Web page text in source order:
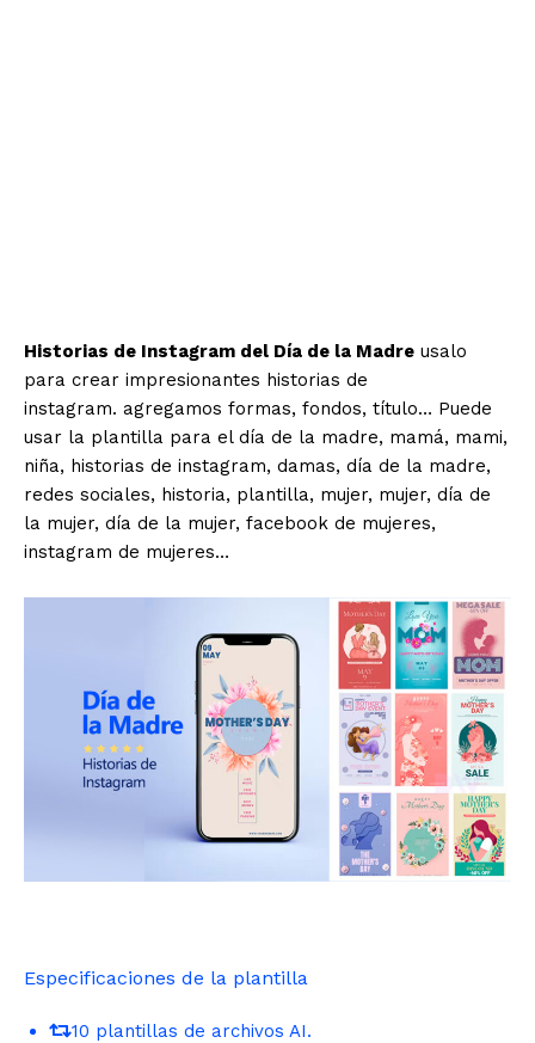
Historias de Instagram del Día de la Madre usalo
para crear impresionantes historias de
instagram. agregamos formas, fondos, título… Puede
usar la plantilla para el día de la madre, mamá, mami,
niña, historias de instagram, damas, día de la madre,
redes sociales, historia, plantilla, mujer, mujer, día de
la mujer, día de la mujer, facebook de mujeres,
instagram de mujeres…
Especificaciones de la plantilla
10 plantillas de archivos AI.